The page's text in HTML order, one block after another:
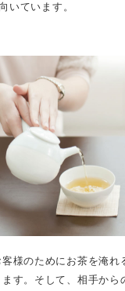
いています。
様のためにお茶を淹れ
す。そして、相手から